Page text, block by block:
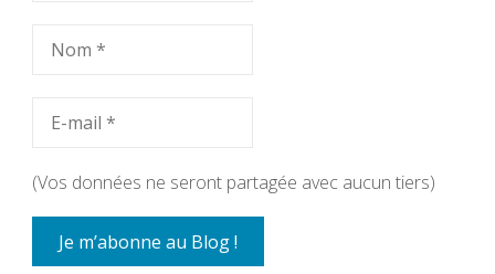
(Vos données ne seront partagée avec aucun tiers)